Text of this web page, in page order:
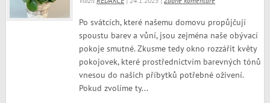
Po svátcích, které našemu domovu propůjčují
spoustu barev a vůní, jsou zejména naše obývací
pokoje smutné. Zkusme tedy okno rozzářit květy
pokojovek, které prostřednictvím barevných tónů
vnesou do našich příbytků potřebné oživení.
Pokud zvolíme ty...